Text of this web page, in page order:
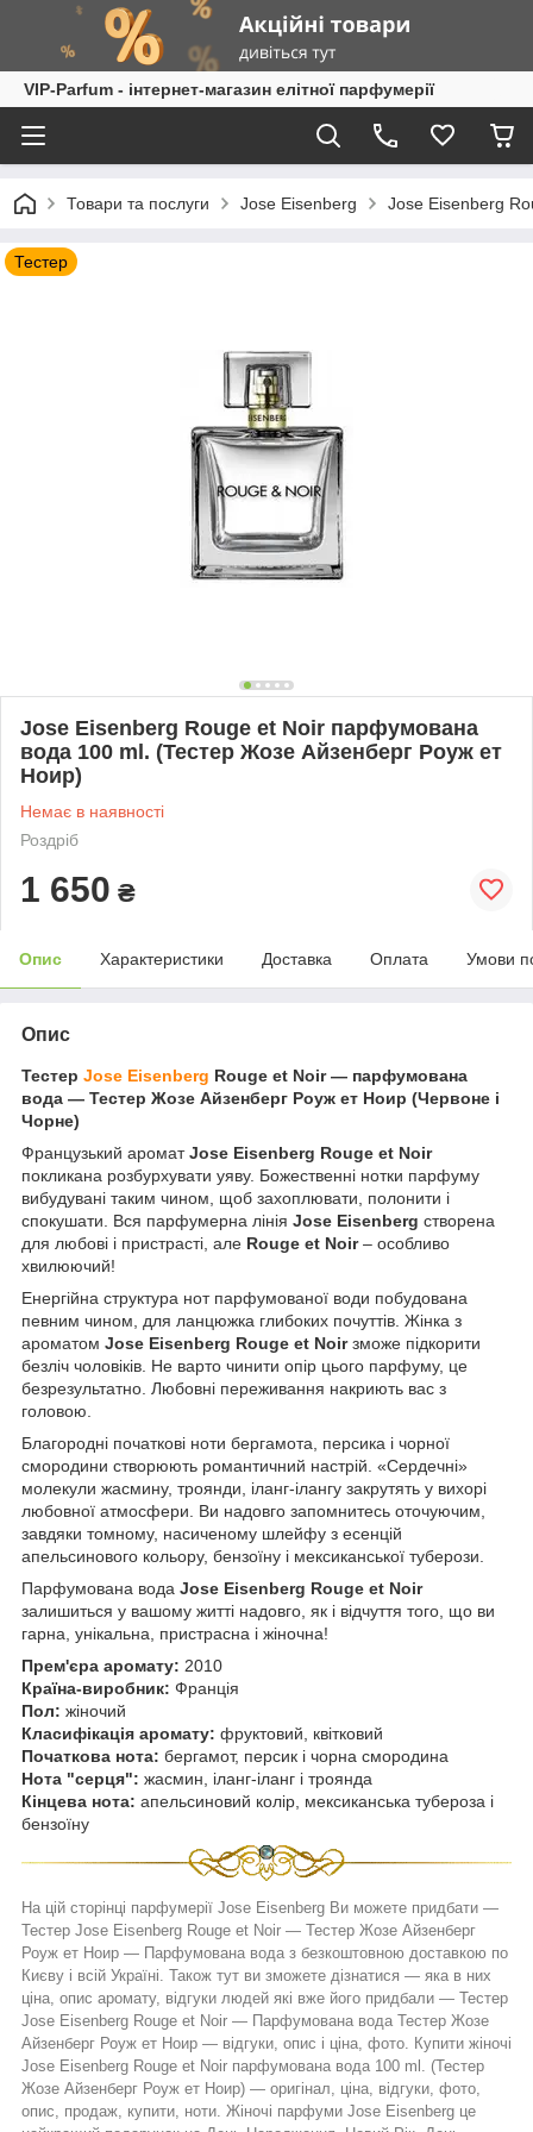
VIP-Parfum - інтернет-магазин елітної парфумерії
Товари та послуги Jose Eisenberg Jose Eisenberg
Тестер
Jose Eisenberg Rouge et Noir парфумована
вода 100 ml. (Тестер Жозе Айзенберг Роуж ет
Ноир)
Немає в наявності
Роздріб
1 650 ₴
Опис Характеристики Доставка Оплата Умови
Опис
Тестер Jose Eisenberg Rouge et Noir ― парфумована
вода ― Тестер Жозе Айзенберг Роуж ет Ноир (Червоне і
Чорне)
Французький ароматJose Eisenberg Rouge et Noir
покликана розбурхувати уяву. Божественні нотки парфуму
вибудувані таким чином, щоб захоплювати, полонити і
спокушати. Вся парфумерна лінія Jose Eisenberg створена
для любові і пристрасті, але Rouge et Noir– особливо
хвилюючий!
Енергійна структура нот парфумованої води побудована
певним чином, для ланцюжка глибоких почуттів. Жінка з
ароматом Jose Eisenberg Rouge et Noirзможе підкорити
безліч чоловіків. Не варто чинити опір цього парфуму, це
безрезультатно. Любовні переживання накриють вас з
головою.
Благородні початкові ноти бергамота, персика і чорної
смородини створюють романтичний настрій. «Сердечні»
молекули жасмину, троянди, іланг-ілангу закрутять у вихорі
любовної атмосфери. Ви надовго запомнитесь оточуючим,
завдяки томному, насиченому шлейфу з есенцій
апельсинового кольору, бензоїну і мексиканської туберози.
Парфумована вода Jose Eisenberg Rouge et Noir
залишиться у вашому житті надовго, як і відчуття того, що ви
гарна, унікальна, пристрасна і жіночна!
Прем'єра аромату: 2010
Країна-виробник: Франція
Пол: жіночий
Класифікація аромату: фруктовий, квітковий
Початкова нота: бергамот, персик і чорна смородина
Нота "серця": жасмин, іланг-іланг і троянда
Кінцева нота: апельсиновий колір, мексиканська тубероза і
бензоїну
На цій сторінці парфумерії Jose Eisenberg Ви можете придбати ―
Тестер Jose Eisenberg Rouge et Noir ― Тестер Жозе Айзенберг
Роуж ет Ноир ― Парфумована вода з безкоштовною доставкою по
Києву і всій Україні. Також тут ви зможете дізнатися ― яка в них
ціна, опис аромату, відгуки людей які вже його придбали ― Тестер
Jose Eisenberg Rouge et Noir ― Парфумована вода Тестер Жозе
Айзенберг Роуж ет Ноир ― відгуки, опис і ціна, фото. Купити жіночі
Jose Eisenberg Rouge et Noir парфумована вода 100 ml. (Тестер
Жозе Айзенберг Роуж ет Ноир) ― оригінал, ціна, відгуки, фото,
опис, продаж, купити, ноти. Жіночі парфуми Jose Eisenberg це